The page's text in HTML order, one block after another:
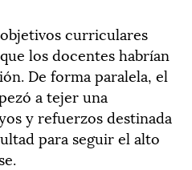
curriculares
los docentes habrían
De forma paralela, el
a tejer una
y refuerzos destinada
para seguir el alto